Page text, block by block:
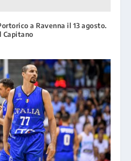
a Ravenna il 13 agosto.
Capitano